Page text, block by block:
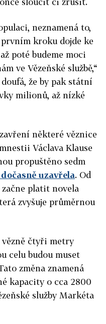
neznamená to,
kroku dojde ke
poté budeme moci
ve Vězeňské službě,“
že by pak státní
milionů, až nízké
některé věznice
Václava Klause
propuštěno sedm
uzavřela. Od
platit novela
zvyšuje průměrnou
vězně čtyři metry
celu budou muset
změna znamená
kapacity o cca 2800
služby Markéta